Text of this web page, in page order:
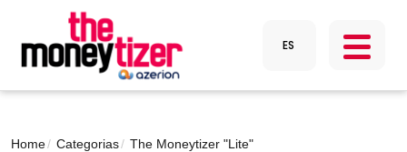
Home Categorias
The Moneytizer "Lite"